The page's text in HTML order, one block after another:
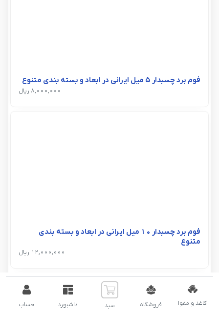
کاغذ و مقوا فروشگاه سبد داشبورد حساب
فوم برد چسبدار 5 میل ایرانی در ابعاد و بسته بندی متنوع
8,000,000 ریال
فوم برد چسبدار 10 میل ایرانی در ابعاد و بسته بندی
متنوع
12,000,000 ریال